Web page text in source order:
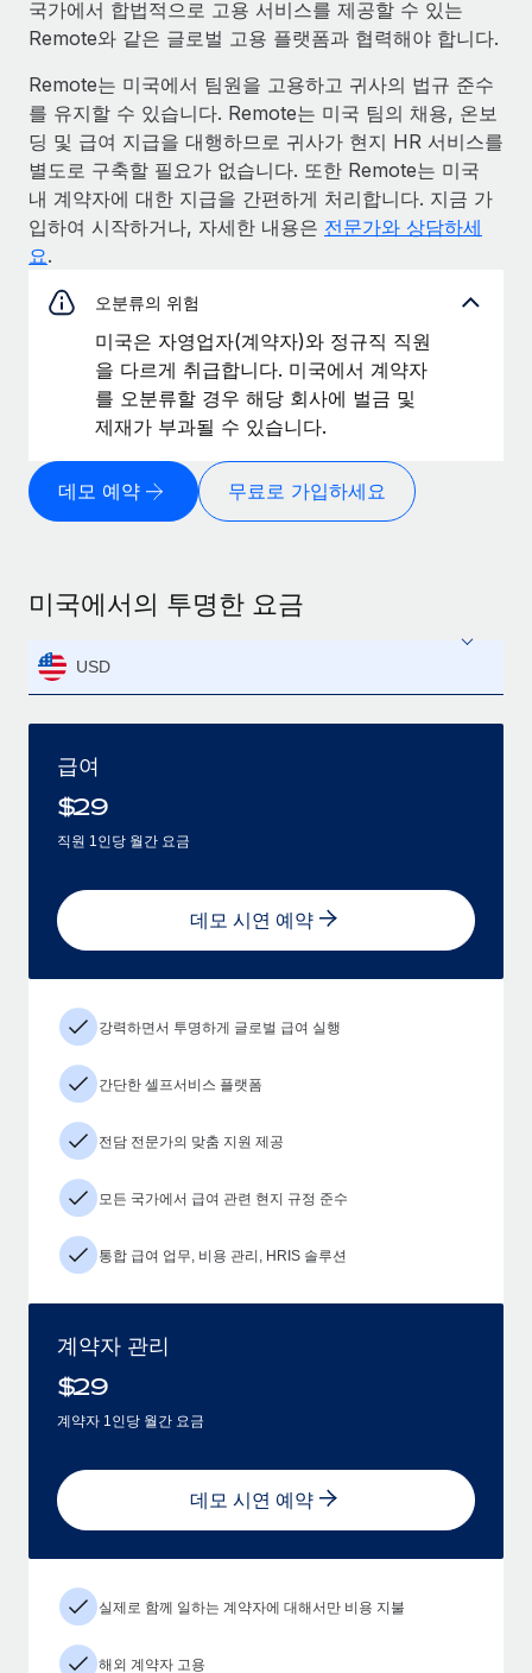
국가에서 합법적으로 고용 서비스를 제공할 수 있는
Remote와 같은 글로벌 고용 플랫폼과 협력해야 합니다.
Remote는 미국에서 팀원을 고용하고 귀사의 법규 준수
를 유지할 수 있습니다. Remote는 미국 팀의 채용, 온보
딩 및 급여 지급을 대행하므로 귀사가 현지 HR 서비스를
별도로 구축할 필요가 없습니다. 또한 Remote는 미국
내 계약자에 대한 지급을 간편하게 처리합니다. 지금 가
입하여 시작하거나, 자세한 내용은 전문가와 상담하세
요.
오분류의 위험
미국은 자영업자(계약자)와 정규직 직원
을 다르게 취급합니다. 미국에서 계약자
를 오분류할 경우 해당 회사에 벌금 및
제재가 부과될 수 있습니다.
데모 예약 무료로 가입하세요
미국에서의 투명한 요금
USD
급여
$29
직원 1인당 월간 요금
데모 시연 예약
강력하면서 투명하게 글로벌 급여 실행
간단한 셀프서비스 플랫폼
전담 전문가의 맞춤 지원 제공
모든 국가에서 급여 관련 현지 규정 준수
통합 급여 업무, 비용 관리, HRIS 솔루션
계약자 관리
$29
계약자 1인당 월간 요금
데모 시연 예약
실제로 함께 일하는 계약자에 대해서만 비용 지불
해외 계약자 고용